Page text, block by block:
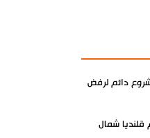
دائم لرفض
شمال